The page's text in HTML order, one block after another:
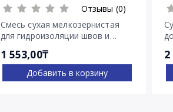
Отзывы (0)
Смесь сухая мелкозернистая
для гидроизоляции швов и
1 553,00₸
Добавить в корзину